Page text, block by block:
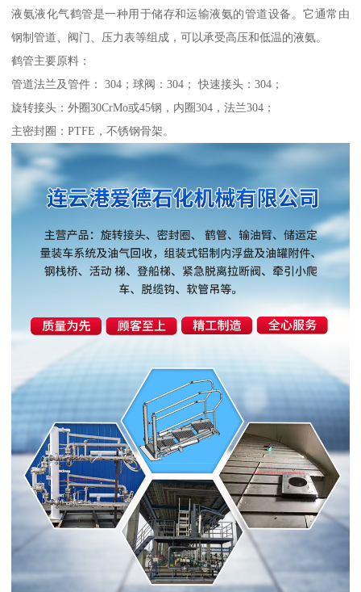
液氨液化气鹤管是一种用于储存和运输液氨的管道设备。它通常由
钢制管道、阀门、压力表等组成，可以承受高压和低温的液氨。
鹤管主要原料：
管道法兰及管件： 304；球阀：304； 快速接头：304；
旋转接头：外圈30CrMo或45钢，内圈304，法兰304；
主密封圈：PTFE，不锈钢骨架。